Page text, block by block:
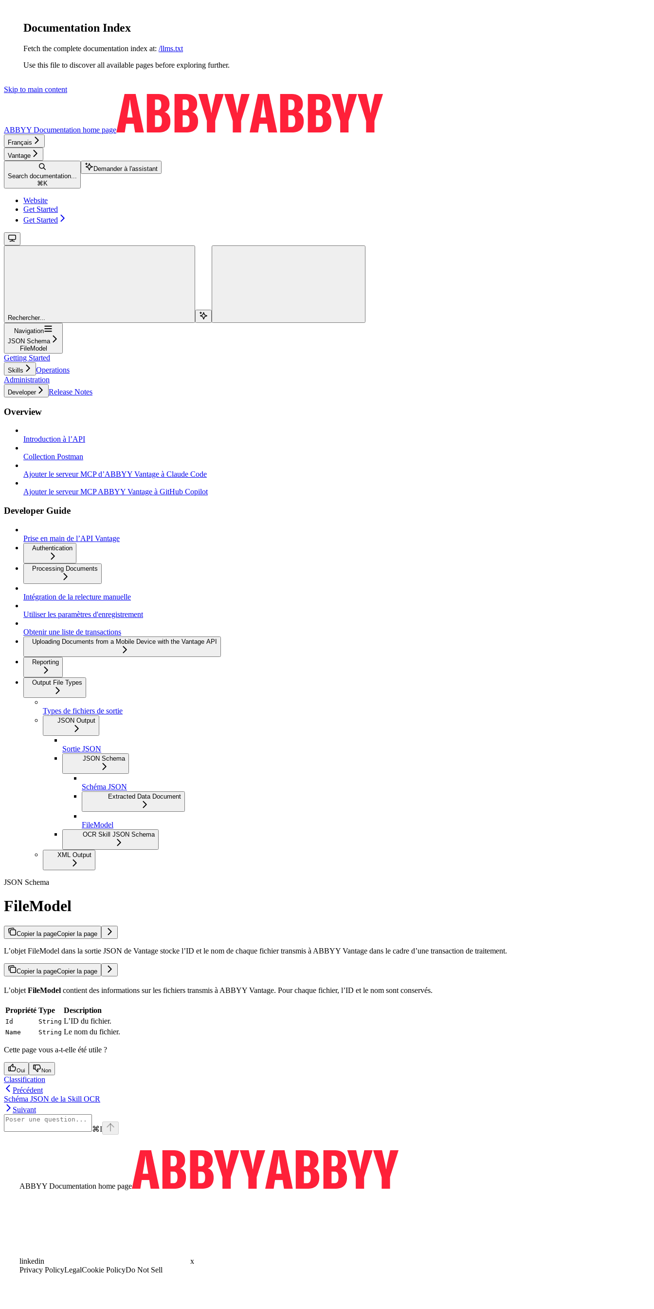
Documentation Index
Fetch the complete documentation index at: /llms.txt
Use this file to discover all available pages before exploring further.
Skip to main content
ABBYY Documentation home page
Français
Vantage
Search documentation...
⌘ K
Demander à l'assistant
Website
Get Started
Get Started
Rechercher...
Navigation
JSON Schema
FileModel
Getting Started
Skills
Operations
Administration
Developer Release Notes
Overview
Introduction à l’API
Collection Postman
Ajouter le serveur MCP d’ABBYY Vantage à Claude Code
Ajouter le serveur MCP ABBYY Vantage à GitHub Copilot
Developer Guide
Prise en main de l’API Vantage
Authentication
Processing Documents
Intégration de la relecture manuelle
Utiliser les paramètres d'enregistrement
Obtenir une liste de transactions
Uploading Documents from a Mobile Device with the Vantage API
Reporting
Output File Types
Types de fichiers de sortie
JSON Output
Sortie JSON
JSON Schema
Schéma JSON
Extracted Data Document
FileModel
OCR Skill JSON Schema
XML Output
JSON Schema
FileModel
Copier la pageCopier la page
L’objet FileModel dans la sortie JSON de Vantage stocke l’ID et le nom de chaque fichier transmis à ABBYY Vantage dans le cadre d’une transaction de traitement.
Copier la pageCopier la page
L’objet FileModel contient des informations sur les fichiers transmis à ABBYY Vantage. Pour chaque fichier, l’ID et le nom sont conservés.
Propriété Type Description
Id String L’ID du fichier.
Name String Le nom du fichier.
Cette page vous a-t-elle été utile ?
Oui Non
Classification
Précédent
Schéma JSON de la Skill OCR
Suivant
⌘I
ABBYY Documentation home page
linkedin
x
Privacy PolicyLegalCookie PolicyDo Not Sell